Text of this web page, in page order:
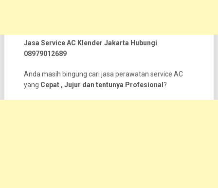
Jasa Service AC Klender Jakarta Hubungi
08979012689
Anda masih bingung cari jasa perawatan service AC
yang Cepat , Jujur dan tentunya Profesional ?